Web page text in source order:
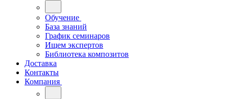
Обучение
База знаний
График семинаров
Ищем экспертов
Библиотека композитов
Доставка
Контакты
Компания